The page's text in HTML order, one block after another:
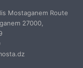
Mostaganem Route
27000,